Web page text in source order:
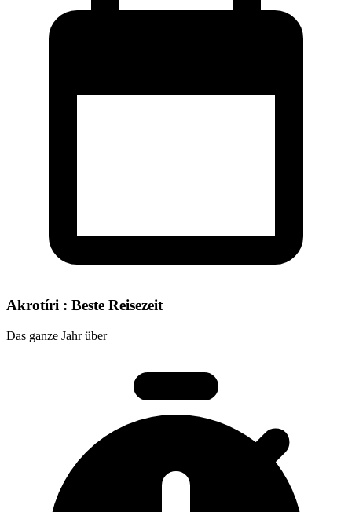
Akrotíri : Beste Reisezeit
Das ganze Jahr über